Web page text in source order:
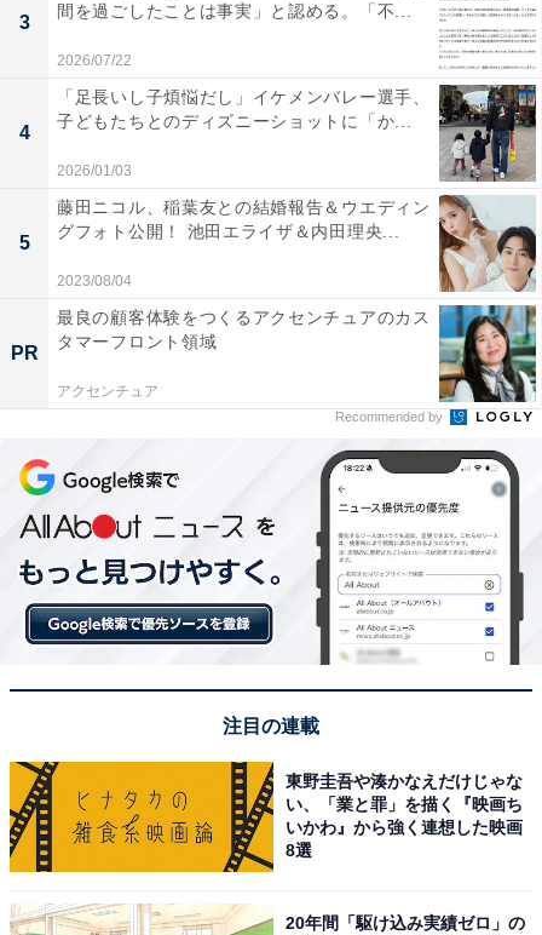
3
間を過ごしたことは事実」と認める。「不...
2026/07/22
4
「足長いし子煩悩だし」イケメンバレー選手、
子どもたちとのディズニーショットに「か...
2026/01/03
5
藤田ニコル、稲葉友との結婚報告＆ウエディン
グフォト公開！ 池田エライザ＆内田理央...
2023/08/04
PR
最良の顧客体験をつくるアクセンチュアのカス
タマーフロント領域
アクセンチュア
Recommended by
注目の連載
東野圭吾や湊かなえだけじゃな
い、「業と罪」を描く『映画ち
いかわ』から強く連想した映画
8選
20年間「駆け込み実績ゼロ」の